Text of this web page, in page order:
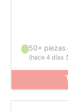
50+ piezas
(hace 4 días